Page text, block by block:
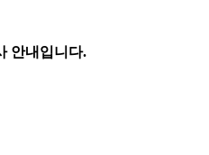
안내입니다.